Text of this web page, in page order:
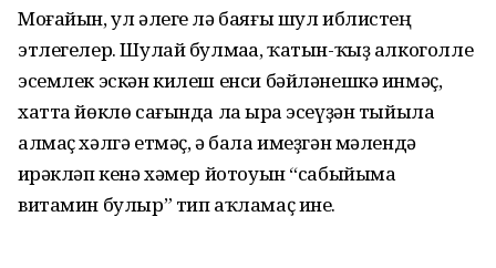
Моғайын, ул әлеге лә баяғы шул иблистең
этлегелер. Шулай булмаһа, ҡатын-ҡыҙ алкоголле
эсемлек эскән килеш енси бәйләнешкә инмәҫ,
хатта йөклө сағында ла һыра эсеүҙән тыйыла
алмаҫ хәлгә етмәҫ, ә бала имеҙгән мәлендә
һирәкләп кенә хәмер йотоуын “сабыйыма
витамин булыр” тип аҡламаҫ ине.